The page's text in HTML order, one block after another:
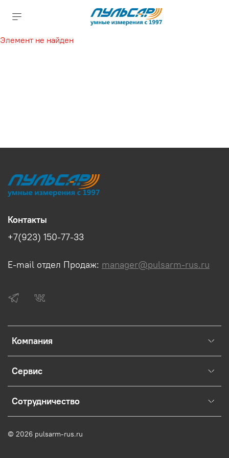
Элемент не найден
Компания
Сервис
Сотрудничество
Контакты
+7(923) 150-77-33
E-mail отдел Продаж: manager@pulsarm-rus.ru
© 2026 pulsarm-rus.ru